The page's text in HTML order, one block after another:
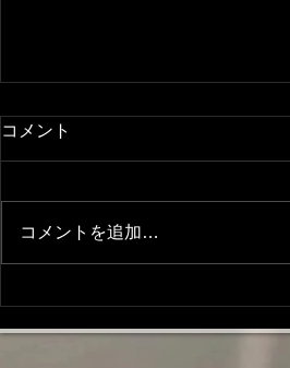
コメント
コメントを追加…